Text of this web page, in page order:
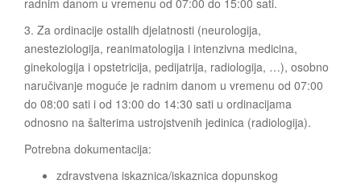
radnim danom u vremenu od 07:00 do 15:00 sati.
3. Za ordinacije ostalih djelatnosti (neurologija,
anesteziologija, reanimatologija i intenzivna medicina,
ginekologija i opstetricija, pedijatrija, radiologija, …), osobno
naručivanje moguće je radnim danom u vremenu od 07:00
do 08:00 sati i od 13:00 do 14:30 sati u ordinacijama
odnosno na šalterima ustrojstvenih jedinica (radiologija).
Potrebna dokumentacija:
zdravstvena iskaznica/iskaznica dopunskog